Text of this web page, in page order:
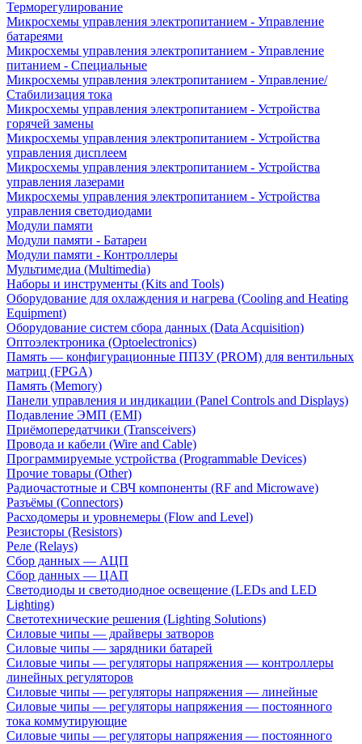
Терморегулирование
Микросхемы управления электропитанием - Управление
батареями
Микросхемы управления электропитанием - Управление
питанием - Специальные
Микросхемы управления электропитанием - Управление/
Стабилизация тока
Микросхемы управления электропитанием - Устройства
горячей замены
Микросхемы управления электропитанием - Устройства
управления дисплеем
Микросхемы управления электропитанием - Устройства
управления лазерами
Микросхемы управления электропитанием - Устройства
управления светодиодами
Модули памяти
Модули памяти - Батареи
Модули памяти - Контроллеры
Мультимедиа (Multimedia)
Наборы и инструменты (Kits and Tools)
Оборудование для охлаждения и нагрева (Cooling and Heating
Equipment)
Оборудование систем сбора данных (Data Acquisition)
Оптоэлектроника (Optoelectronics)
Память — конфигурационные ППЗУ (PROM) для вентильных
матриц (FPGA)
Память (Memory)
Панели управления и индикации (Panel Controls and Displays)
Подавление ЭМП (EMI)
Приёмопередатчики (Transceivers)
Провода и кабели (Wire and Cable)
Программируемые устройства (Programmable Devices)
Прочие товары (Other)
Радиочастотные и СВЧ компоненты (RF and Microwave)
Разъёмы (Connectors)
Расходомеры и уровнемеры (Flow and Level)
Резисторы (Resistors)
Реле (Relays)
Сбор данных — АЦП
Сбор данных — ЦАП
Светодиоды и светодиодное освещение (LEDs and LED
Lighting)
Светотехнические решения (Lighting Solutions)
Силовые чипы — драйверы затворов
Силовые чипы — зарядники батарей
Силовые чипы — регуляторы напряжения — контроллеры
линейных регуляторов
Силовые чипы — регуляторы напряжения — линейные
Силовые чипы — регуляторы напряжения — постоянного
тока коммутирующие
Силовые чипы — регуляторы напряжения — постоянного